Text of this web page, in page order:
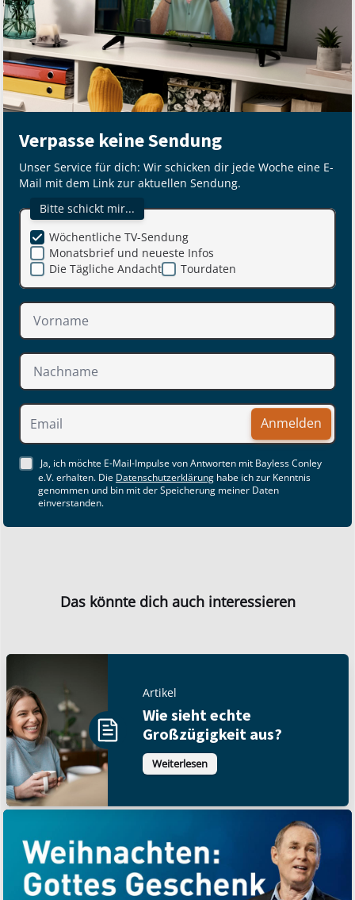
Verpasse keine Sendung
Unser Service für dich: Wir schicken dir jede Woche eine E-
Mail mit dem Link zur aktuellen Sendung.
Bitte schickt mir...
Monatsbrief und neueste Infos
Die Tägliche Andacht
Wöchentliche TV-Sendung
Tourdaten
Anmelden
Ja, ich möchte E-Mail-Impulse von Antworten mit Bayless Conley
e.V. erhalten. Die Datenschutzerklärung habe ich zur Kenntnis
genommen und bin mit der Speicherung meiner Daten
einverstanden.
Das könnte dich auch interessieren
Artikel
Wie sieht echte
Großzügigkeit aus?
Weiterlesen